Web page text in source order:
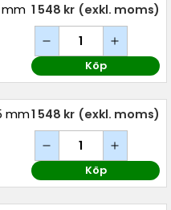
mm 1 548 kr (exkl. moms)
Köp
mm1 548 kr (exkl. moms)
Köp